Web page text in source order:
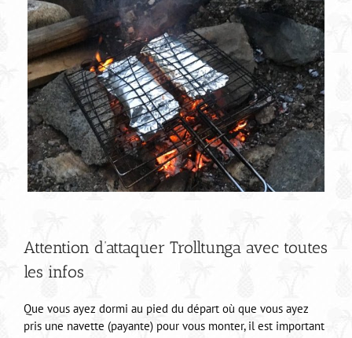
Attention d’attaquer Trolltunga avec toutes
les infos
Que vous ayez dormi au pied du départ où que vous ayez
pris une navette (payante) pour vous monter, il est important